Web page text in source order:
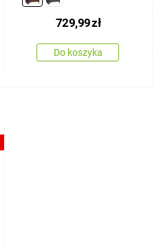
729,99zł
Do koszyka